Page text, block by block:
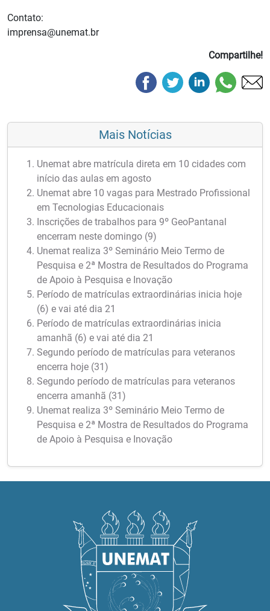
Contato:
imprensa@unemat.br
Compartilhe!
Mais Notícias
Unemat abre matrícula direta em 10 cidades com
início das aulas em agosto
Unemat abre 10 vagas para Mestrado Profissional
em Tecnologias Educacionais
Inscrições de trabalhos para 9º GeoPantanal
encerram neste domingo (9)
Unemat realiza 3º Seminário Meio Termo de
Pesquisa e 2ª Mostra de Resultados do Programa
de Apoio à Pesquisa e Inovação
Período de matrículas extraordinárias inicia hoje
(6) e vai até dia 21
Período de matrículas extraordinárias inicia
amanhã (6) e vai até dia 21
Segundo período de matrículas para veteranos
encerra hoje (31)
Segundo período de matrículas para veteranos
encerra amanhã (31)
Unemat realiza 3º Seminário Meio Termo de
Pesquisa e 2ª Mostra de Resultados do Programa
de Apoio à Pesquisa e Inovação